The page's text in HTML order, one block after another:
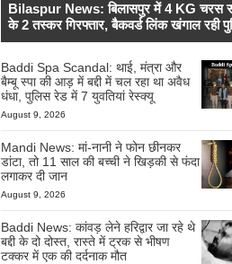
Bilaspur News: बिलासपुर में 4 KG चरस
के 2 तस्कर गिरफ्तार, बैकवर्ड लिंक खंगाल रही
Baddi Spa Scandal: थाई, मंत्रा और
बैम्बू स्पा की आड़ में बद्दी में चल रहा था अवैध
धंधा, पुलिस रेड में 7 युवतियां रेस्क्यू
August 9, 2026
Mandi News: मां-नानी ने फोन छीनकर
डांटा, तो 11 साल की बच्ची ने खिड़की से फंदा
लगाकर दी जान
August 9, 2026
Baddi News: कांवड़ लेने हरिद्वार जा रहे थे
बद्दी के दो दोस्त, रास्ते में ट्रक से भीषण
टक्कर में एक की दर्दनाक मौत